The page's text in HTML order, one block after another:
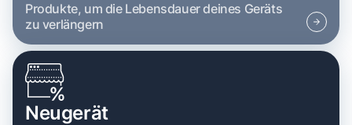
Produkte, um die Lebensdauer deines Geräts
zu verlängern
Neugerät